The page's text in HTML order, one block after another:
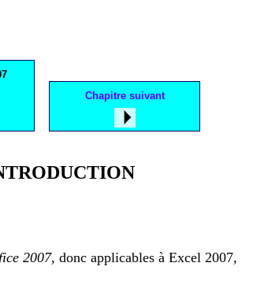
Chapitre suivant
2007, donc applicables à Excel 2007,